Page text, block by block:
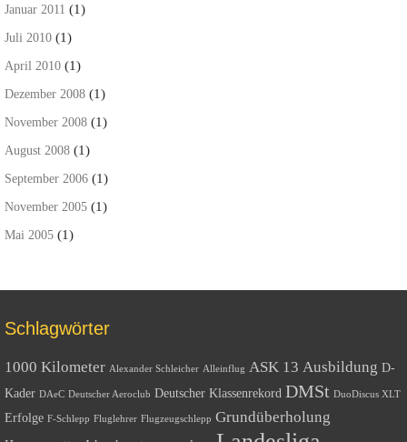
Januar 2011 (1)
Juli 2010 (1)
April 2010 (1)
Dezember 2008 (1)
November 2008 (1)
August 2008 (1)
September 2006 (1)
November 2005 (1)
Mai 2005 (1)
Schlagwörter
1000 Kilometer Alexander Schleicher Alleinflug ASK 13 Ausbildung D-
Kader DAeC Deutscher Aeroclub Deutscher Klassenrekord DMSt DuoDiscus XLT
Erfolge F-Schlepp Fluglehrer Flugzeugschlepp Grundüberholung